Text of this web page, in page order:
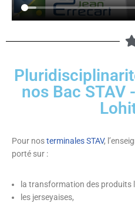
nos Bac STAV
Pour nosterminales STAV,
porté sur :
la transformation des produits
les jerseyaises,